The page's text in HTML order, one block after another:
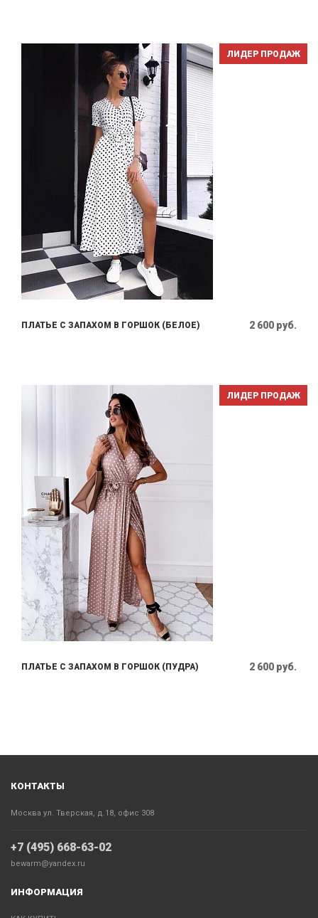
ЛИДЕР ПРОДАЖ
ПЛАТЬЕ С ЗАПАХОМ В ГОРШОК (БЕЛОЕ) 2 600 руб.
ЛИДЕР ПРОДАЖ
ПЛАТЬЕ С ЗАПАХОМ В ГОРШОК (ПУДРА) 2 600 руб.
КОНТАКТЫ
Москва ул. Тверская, д.18, офис 308
+7 (495) 668-63-02
bewarm@yandex.ru
ИНФОРМАЦИЯ